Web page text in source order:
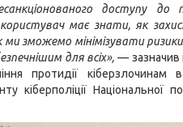
доступу до
має знати, як
зможемо мінімізувати
для всіх», — зазначив
протидії кіберзлочинам в
кіберполіції Національної